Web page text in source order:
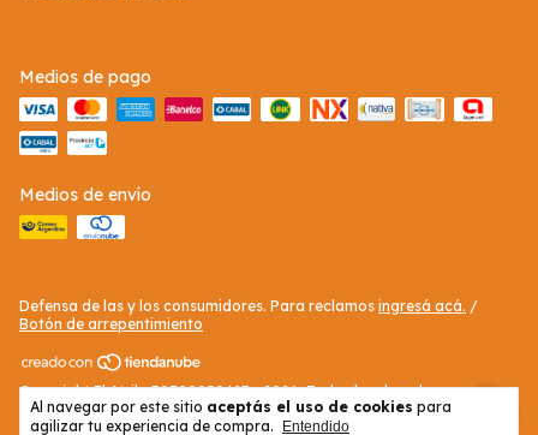
Al navegar por este sitio aceptás el uso de cookies para
agilizar tu experiencia de compra.
Entendido
Medios de pago
Medios de envío
Defensa de las y los consumidores. Para reclamos ingresá acá. /
Botón de arrepentimiento
Copyright El Atril - 30709050423 - 2026. Todos los derechos
reservados.